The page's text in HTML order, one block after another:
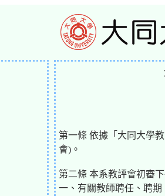
第一條 依據「大同大學
會)。
第二條 本系教評會初審
一、有關教師聘任、聘